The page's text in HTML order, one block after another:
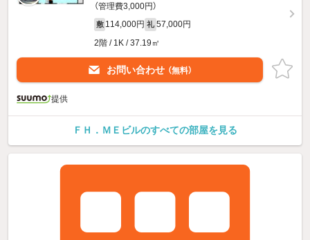
（管理費3,000円）
敷 114,000円 礼 57,000円
2階 / 1K / 37.19㎡
お問い合わせ （無料）
提供
ＦＨ．ＭＥビルのすべての部屋を見る